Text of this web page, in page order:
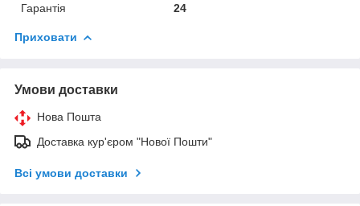
Гарантія
24
Приховати
Умови доставки
Нова Пошта
Доставка кур'єром "Нової Пошти"
Всі умови доставки